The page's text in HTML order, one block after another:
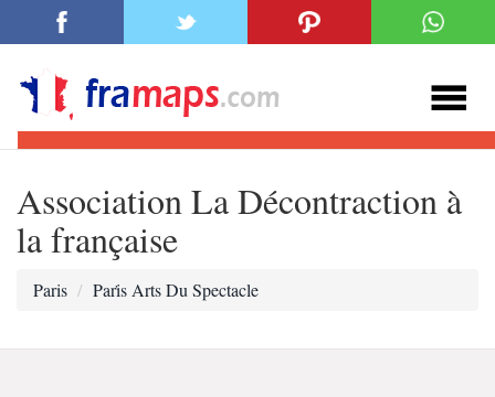
Association La Décontraction à
la française
Paris Pari̇s Arts Du Spectacle